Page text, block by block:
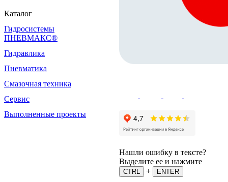
Каталог
Гидросистемы
ПНЕВМАКС®
Гидравлика
Пневматика
Смазочная техника
Сервис
Выполненные проекты
Нашли ошибку в тексте?
Выделите ее и нажмите
CTRL +
ENTER